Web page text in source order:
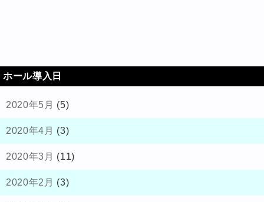
ホール導入日
2020年5月 (5)
2020年4月 (3)
2020年3月 (11)
2020年2月 (3)